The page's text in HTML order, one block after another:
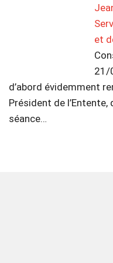
et
21/
d’abord évidemment
Président de
séance…